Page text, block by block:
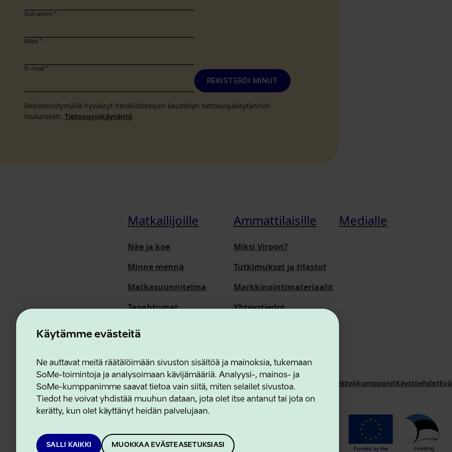
Käytämme evästeitä
Ne auttavat meitä räätälöimään sivuston sisältöä ja mainoksia, tukemaan
SoMe-toimintoja ja analysoimaan kävijämääriä. Analyysi-, mainos- ja
SoMe-kumppanimme saavat tietoa vain siitä, miten selailet sivustoa.
Tiedot he voivat yhdistää muuhun dataan, jota olet itse antanut tai jota on
kerätty, kun olet käyttänyt heidän palvelujaan.
SALLI KAIKKI MUOKKAA EVÄSTEASETUKSIASI
Sukunimi *
Maa *
E-mail *
REKISTERÖI MINUT
Rekisteröitymällä hyväksyt henkilötietojen käsittelyn tietosuojakäytännön
mukaisesti. Tietosuojakäytäntö.
Matkailijoille
Näe ja koe
Minne mennä
Matkasuunnitelma
Tapahtumat
Meistä
Ammattilaisille
Miksi Viroon?
Tutkimukset ja tilastot
Markkinointimateriaalit
Yhteystiedot
Medialle
Estonian Business and Innovation AgencyYhteystiedot YhteistyökumppanitKäyttöehdot